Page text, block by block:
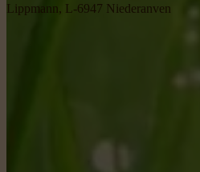
Lippmann, L-6947 Niederanven